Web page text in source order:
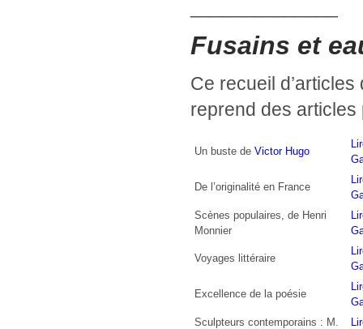
Fusains et
Ce recueil
reprend des articles
Un buste de Victor Hugo
De l’originalité en France
Scènes populaires, de Henri
Monnier
Voyages littéraire
Excellence de la poésie
Sculpteurs contemporains : M.